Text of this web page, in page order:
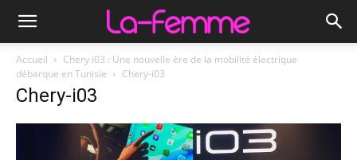
Accueil
Chery i03 : Une nouvelle ère de la mobilité électrique
débarque en Tunisie
Chery-i03
Chery-i03